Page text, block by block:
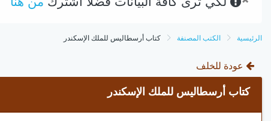
الرئيسية الكتب المصنفة كتاب أرسطاليس للملك الإسكندر
عودة للخلف
كتاب أرسطاليس للملك الإسكندر